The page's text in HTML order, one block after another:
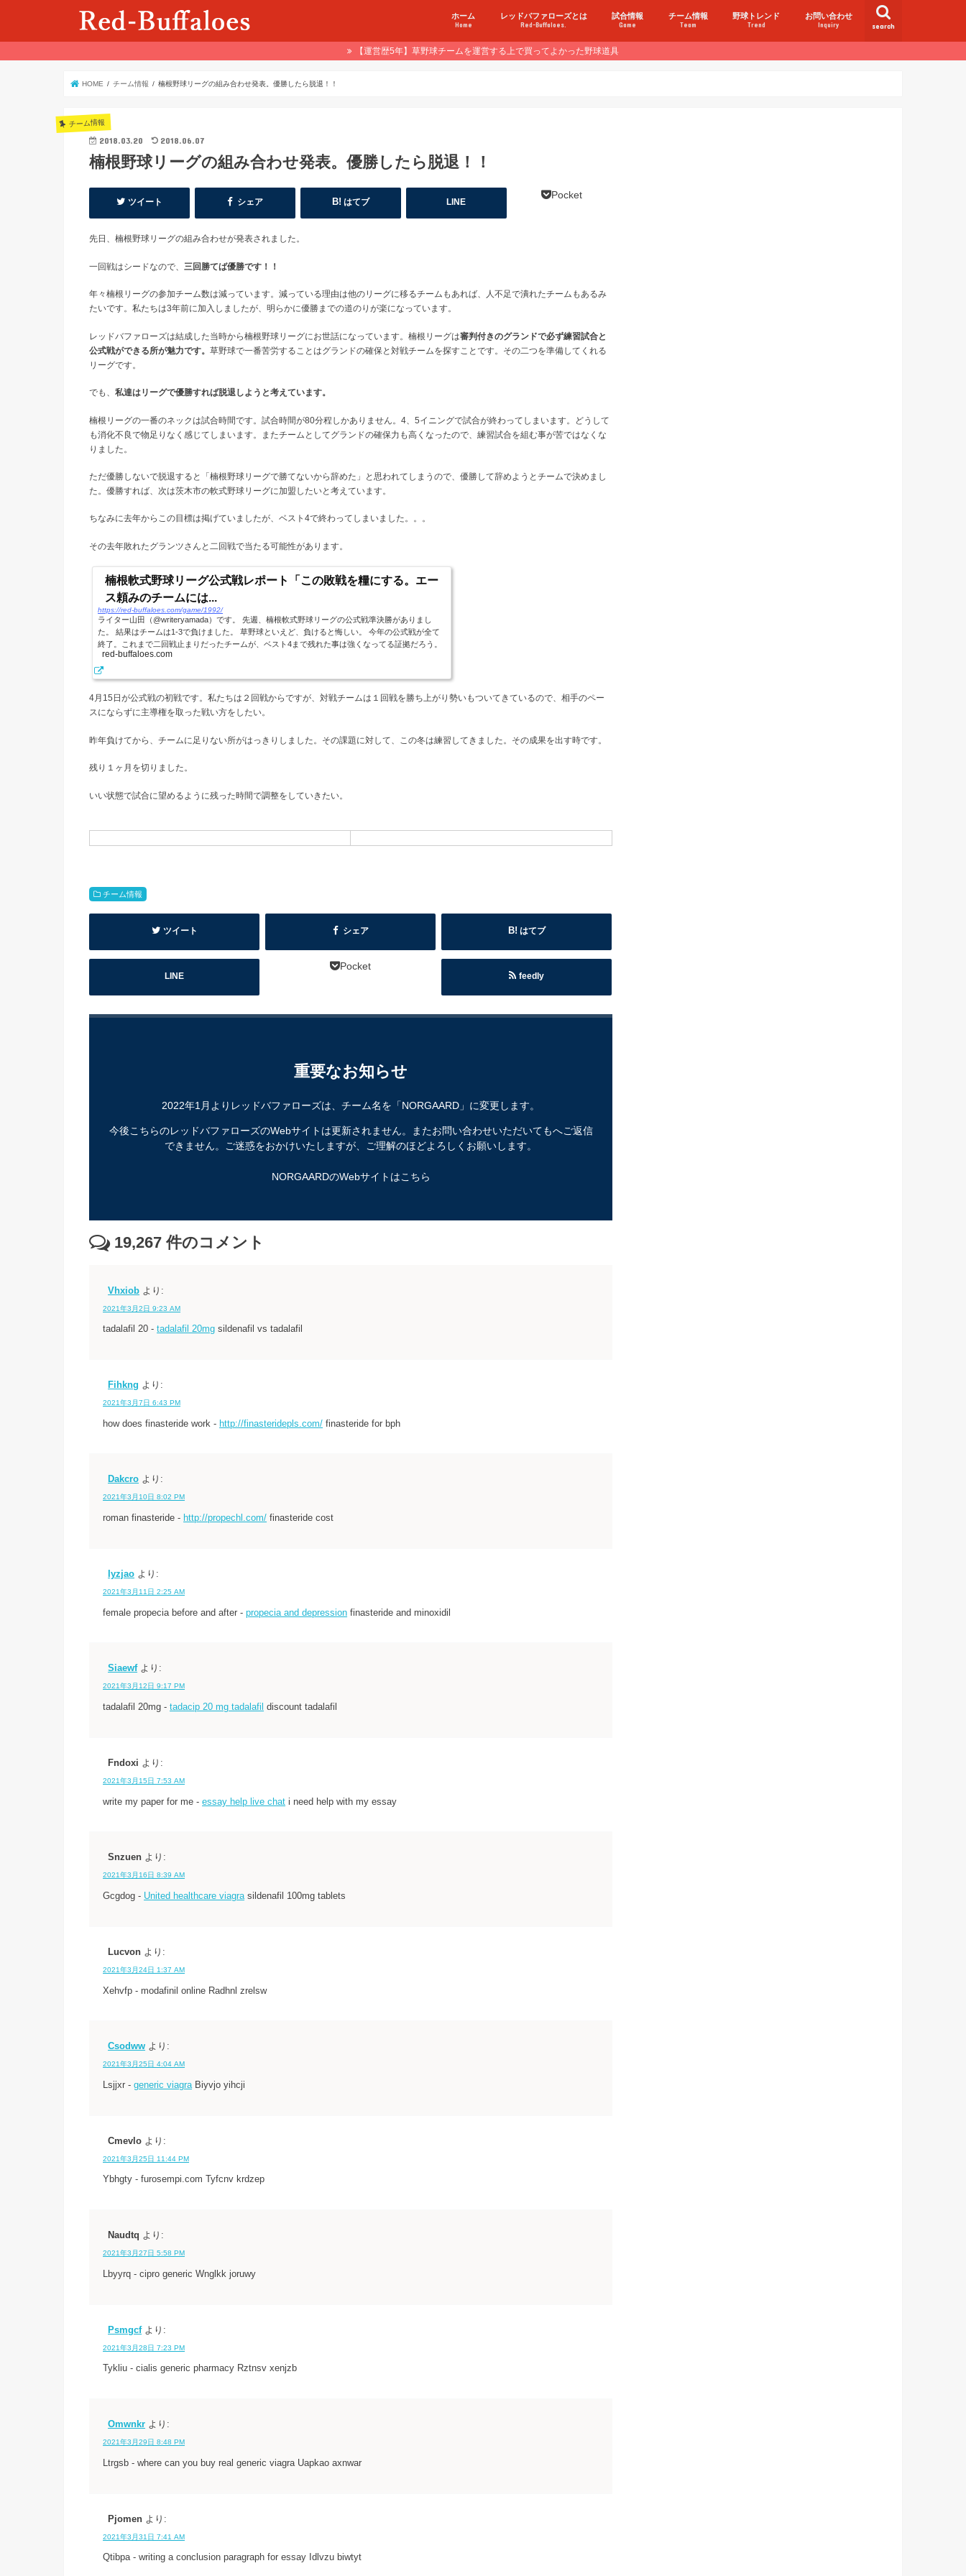
search
ホーム
Home
レッドバファローズとは
Red-Buffaloes.
試合情報
Game
チーム情報
Team
野球トレンド
Trend
お問い合わせ
Inquiry
【運営歴5年】草野球チームを運営する上で買ってよかった野球道具
HOME チーム情報 楠根野球リーグの組み合わせ発表。優勝したら脱退！！
チーム情報
2018.03.20 2018.06.07
楠根野球リーグの組み合わせ発表。優勝したら脱退！！
ツイート シェア はてブ LINE
Pocket
先日、楠根野球リーグの組み合わせが発表されました。
一回戦はシードなので、 三回勝てば優勝です！！
年々楠根リーグの参加チーム数は減っています。減っている理由は他のリーグに移るチームもあれば、人不足で潰れたチームもあるみ
たいです。私たちは3年前に加入しましたが、明らかに優勝までの道のりが楽になっています。
レッドバファローズは結成した当時から楠根野球リーグにお世話になっています。楠根リーグは審判付きのグランドで必ず練習試合と
公式戦ができる所が魅力です。 草野球で一番苦労することはグランドの確保と対戦チームを探すことです。その二つを準備してくれる
リーグです。
でも、 私達はリーグで優勝すれば脱退しようと考えています。
楠根リーグの一番のネックは試合時間です。試合時間が80分程しかありません。4、5イニングで試合が終わってしまいます。どうして
も消化不良で物足りなく感じてしまいます。またチームとしてグランドの確保力も高くなったので、練習試合を組む事が苦ではなくな
りました。
ただ優勝しないで脱退すると「楠根野球リーグで勝てないから辞めた」と思われてしまうので、優勝して辞めようとチームで決めまし
た。優勝すれば、次は茨木市の軟式野球リーグに加盟したいと考えています。
ちなみに去年からこの目標は掲げていましたが、ベスト4で終わってしまいました。。。
その去年敗れたグランツさんと二回戦で当たる可能性があります。
楠根軟式野球リーグ公式戦レポート「この敗戦を糧にする。エー
ス頼みのチームには...
https://red-buffaloes.com/game/1992/
ライター山田（@writeryamada）です。 先週、楠根軟式野球リーグの公式戦準決勝がありまし
た。 結果はチームは1-3で負けました。 草野球といえど、負けると悔しい。 今年の公式戦が全て
終了。これまで二回戦止まりだったチームが、ベスト4まで残れた事は強くなってる証拠だろう。
でも、あの時こうしていればと思う事は多いし、勝つことはできたんじゃないかと考えてしまう。
この試合で今後の課題点がはっきりとわかった。そこを修正して、春に必ずリベンジする。投手陣
の手薄さ準決勝はエース田中が完投予定だった。１点勝負になる...
red-buffaloes.com
4月15日が公式戦の初戦です。私たちは２回戦からですが、対戦チームは１回戦を勝ち上がり勢いもついてきているので、相手のペー
スにならずに主導権を取った戦い方をしたい。
昨年負けてから、チームに足りない所がはっきりしました。その課題に対して、この冬は練習してきました。その成果を出す時です。
残り１ヶ月を切りました。
いい状態で試合に望めるように残った時間で調整をしていきたい。
チーム情報
ツイート シェア はてブ
LINE
Pocket
feedly
重要なお知らせ
2022年1月よりレッドバファローズは、チーム名を「NORGAARD」に変更します。
今後こちらのレッドバファローズのWebサイトは更新されません。またお問い合わせいただいてもへご返信
できません。ご迷惑をおかけいたしますが、ご理解のほどよろしくお願いします。
NORGAARDのWebサイトはこちら
19,267 件のコメント
Vhxiob より:
2021年3月2日 9:23 AM
tadalafil 20 -tadalafil 20mg sildenafil vs tadalafil
Fihkng より:
2021年3月7日 6:43 PM
how does finasteride work - http://finasteridepls.com/ finasteride for bph
Dakcro より:
2021年3月10日 8:02 PM
roman finasteride - http://propechl.com/ finasteride cost
Iyzjao より:
2021年3月11日 2:25 AM
female propecia before and after -propecia and depression finasteride and minoxidil
Siaewf より:
2021年3月12日 9:17 PM
tadalafil 20mg -tadacip 20 mg tadalafil discount tadalafil
Fndoxi より:
2021年3月15日 7:53 AM
write my paper for me -essay help live chat i need help with my essay
Snzuen より:
2021年3月16日 8:39 AM
Gcgdog - United healthcare viagrasildenafil 100mg tablets
Lucvon より:
2021年3月24日 1:37 AM
Xehvfp - modafinil online Radhnl zrelsw
Csodww より:
2021年3月25日 4:04 AM
Lsjjxr -generic viagraBiyvjo yihcji
Cmevlo より:
2021年3月25日 11:44 PM
Ybhgty - furosempi.com Tyfcnv krdzep
Naudtq より:
2021年3月27日 5:58 PM
Lbyyrq - cipro generic Wnglkk joruwy
Psmgcf より:
2021年3月28日 7:23 PM
Tykliu - cialis generic pharmacy Rztnsv xenjzb
Omwnkr より:
2021年3月29日 8:48 PM
Ltrgsb - where can you buy real generic viagra Uapkao axnwar
Pjomen より:
2021年3月31日 7:41 AM
Qtibpa - writing a conclusion paragraph for essay Idlvzu biwtyt